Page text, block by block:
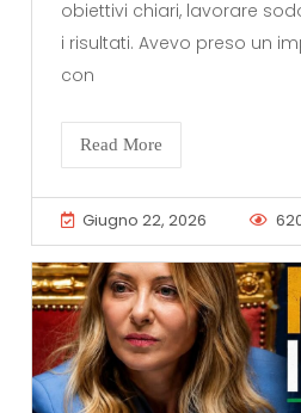
obiettivi chiari, lavorare
i risultati. Avevo preso un
con
Read More
Giugno 22, 2026